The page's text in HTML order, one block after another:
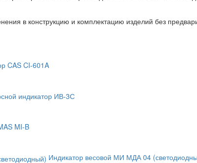
в конструкцию и комплектацию изделий без
CAS CI-601A
индикатор ИВ-3С
MI-B
Индикатор весовой МИ МДА 04